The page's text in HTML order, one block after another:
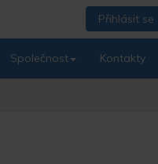
Přihlásit se
Společnost Kontakty